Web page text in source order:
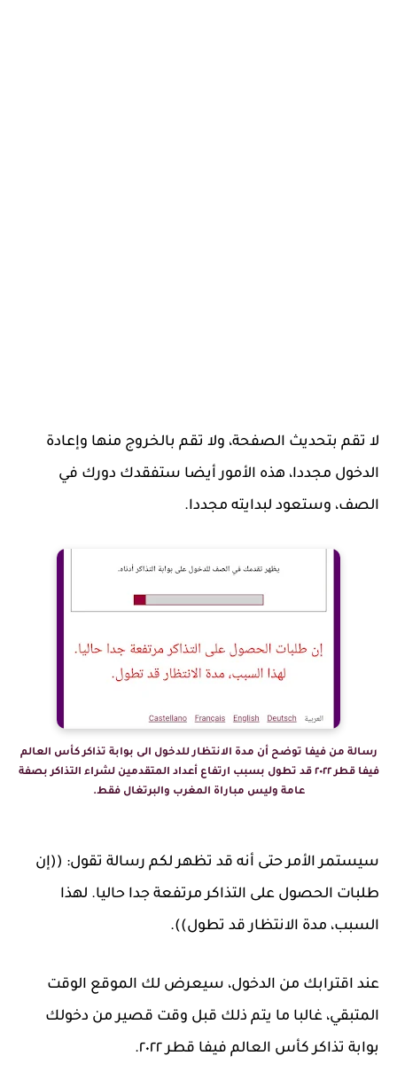
لا تقم بتحديث الصفحة، ولا تقم بالخروج منها وإعادة
الدخول مجددا، هذه الأمور أيضا ستفقدك دورك في
الصف، وستعود لبدايته مجددا.
رسالة من فيفا توضح أن مدة الانتظار للدخول الى بوابة تذاكر كأس العالم
فيفا قطر ٢٠٢٢ قد تطول بسبب ارتفاع أعداد المتقدمين لشراء التذاكر بصفة
عامة وليس مباراة المغرب والبرتغال فقط.
سيستمر الأمر حتى أنه قد تظهر لكم رسالة تقول: ((إن
طلبات الحصول على التذاكر مرتفعة جدا حاليا. لهذا
السبب، مدة الانتظار قد تطول)).
عند اقترابك من الدخول، سيعرض لك الموقع الوقت
المتبقي، غالبا ما يتم ذلك قبل وقت قصير من دخولك
بوابة تذاكر كأس العالم فيفا قطر ٢٠٢٢.